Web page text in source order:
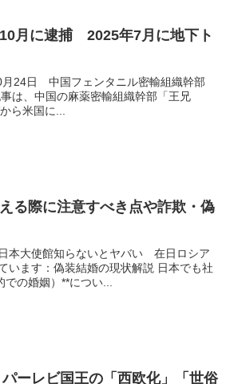
月に逮捕 2025年7月に地下ト
24日 中国フェンタニル密輸組織幹部
は、中国の麻薬密輸組織幹部「王兄
ら米国に...
る際に注意すべき点や詐欺・偽
本大使館知らないとヤバい 在日ロシア
います：偽装結婚の現状解説 日本でも社
の婚姻）**につい...
ーレビ国王の「西欧化」「世俗